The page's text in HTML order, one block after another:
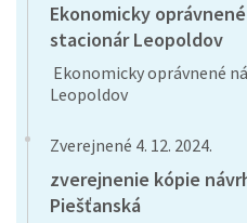
Ekonomicky
stacionár Leopoldov
Ekonomicky oprávnené
Leopoldov
Zverejnené 4. 12. 2024.
zverejnenie kópie
Piešťanská